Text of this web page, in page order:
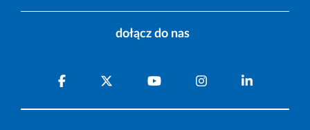
dołącz do nas